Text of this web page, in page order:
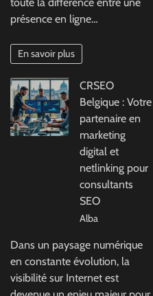
présence en ligne…
En savoir plus
CRSEO
Belgique : Votre
partenaire en
marketing
digital et
netlinking pour
consultants
SEO
Alba
Dans un paysage numérique
en constante évolution, la
visibilité sur Internet est